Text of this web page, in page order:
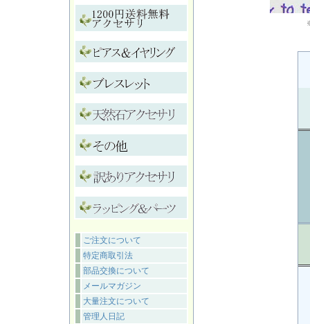
ご注文について
特定商取引法
部品交換について
メールマガジン
大量注文について
管理人日記